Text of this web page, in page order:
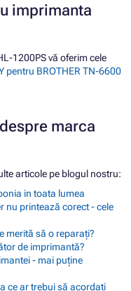
imprimanta
1200PS vă oferim cele
pentru BROTHER TN-6600
marca
articole pe blogul nostru:
in toata lumea
nu printează corect - cele
merită să o reparați?
de imprimantă?
- mai puține
ce ar trebui să acordați